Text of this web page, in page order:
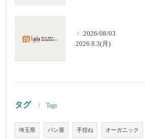
2026/08/03
2026.8.3(月)
タグ Tags
埼玉県 パン屋 手捏ね オーガニック